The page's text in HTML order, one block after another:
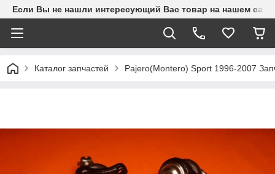
Если Вы не нашли интересующий Вас товар на нашем
Каталог запчастей Pajero(Montero) Sport 1996-2007